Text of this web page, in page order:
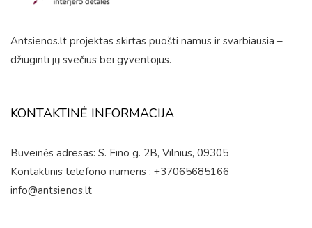
Antsienos.lt projektas skirtas puošti namus ir svarbiausia –
džiuginti jų svečius bei gyventojus.
KONTAKTINĖ INFORMACIJA
Buveinės adresas: S. Fino g. 2B, Vilnius, 09305
Kontaktinis telefono numeris : +37065685166
info@antsienos.lt